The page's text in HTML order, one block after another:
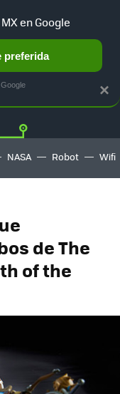
Twitter
NASA Robot Wifi
de The
of the
×
en Google
preferida